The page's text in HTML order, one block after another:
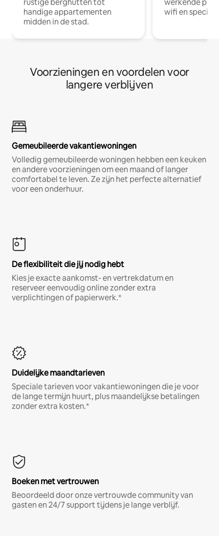
rustige berghutten tot
handige appartementen
midden in de stad.
werkende
wifi en
Voorzieningen en voordelen voor
langere verblijven
Gemeubileerde vakantiewoningen
Volledig gemeubileerde woningen hebben een keuken
en andere voorzieningen om een maand of langer
comfortabel te leven. Ze zijn het perfecte alternatief
voor een onderhuur.
De flexibiliteit die jij nodig hebt
Kies je exacte aankomst- en vertrekdatum en
reserveer eenvoudig online zonder extra
verplichtingen of papierwerk.*
Duidelijke maandtarieven
Speciale tarieven voor vakantiewoningen die je voor
de lange termijn huurt, plus maandelijkse betalingen
zonder extra kosten.*
Boeken met vertrouwen
Beoordeeld door onze vertrouwde community van
gasten en 24/7 support tijdens je lange verblijf.